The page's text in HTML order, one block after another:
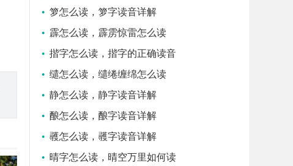
箩怎么读，箩字读音详解
霹怎么读，霹雳惊雷怎么读
揩字怎么读，揩字的正确读音
缱怎么读，缱绻缠绵怎么读
静怎么读，静字读音详解
酿怎么读，酿字读音详解
彠怎么读，彠字读音详解
晴字怎么读，晴空万里如何读